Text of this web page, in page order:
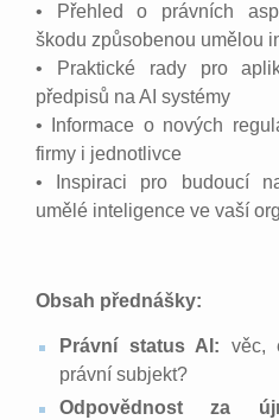
• Přehled o právních
škodu způsobenou umělou
• Praktické rady pro
předpisů na AI systémy
• Informace o nových
firmy i jednotlivce
• Inspiraci pro budoucí
umělé inteligence ve vaší
Obsah přednášky:
Právní status AI: věc,
právní subjekt?
Odpovědnost za